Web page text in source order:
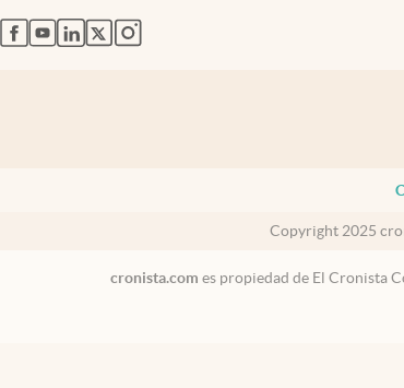
abre en nueva pestaña
abre en nueva pestaña
abre en nueva pestaña
abre en nueva pestaña
abre en nueva pestaña
Copyright 2025
cronista.com es propiedad de El Cronista